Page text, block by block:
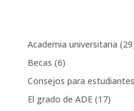
Academia universitaria
Becas (6)
Consejos para estudiantes
El grado de ADE(17)